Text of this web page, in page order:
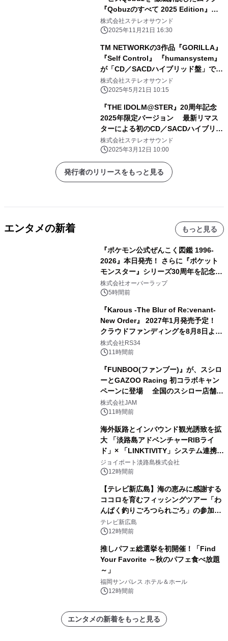
『Qobuzのすべて 2025 Edition』発
売!!
株式会社ステレオサウンド
2025年11月21日 16:30
TM NETWORKの3作品『GORILLA』
『Self Control』 『humansystem』
が「CD／SACDハイブリッド盤」で復
刻！ 5月27日(火)発売
株式会社ステレオサウンド
2025年5月21日 10:15
『THE IDOLM@STER』20周年記念
2025年限定バージョン 最新リマス
ターによる初のCD／SACDハイブリッ
ド盤2作品を 2025年3月12日発売
株式会社ステレオサウンド
2025年3月12日 10:00
発行者のリリースをもっと見る
エンタメの新着 もっと見る
『ポケモン公式ぜんこく図鑑 1996-
2026』本日発売！ さらに『ポケット
モンスター』シリーズ30周年を記念し
た画集『ポケットモンスター ビジュア
ルアートブック』の発売決定！ 2026
株式会社オーバーラップ
5時間前
『Karous -The Blur of Re:venant-
New Order』 2027年1月発売予定！
クラウドファンディングを8月8日より
開始
株式会社RS34
11時間前
『FUNBOO(ファンブー)』が、スシロ
ーとGAZOO Racing 初コラボキャン
ペーンに登場 全国のスシロー店舗で
GR 4車種の FUNBOO(ミニカー)付き
メニューが展開されます
株式会社JAM
11時間前
海外販路とインバウンド観光誘致を拡
大 「淡路島アドベンチャーRIBライ
ド」× 「LINKTIVITY」システム連携を
開始！
ジョイポート淡路島株式会社
12時間前
【テレビ新広島】海の恵みに感謝する
ココロを育むフィッシングツアー「わ
んぱく釣りごろつられごろ」の参加小
学生を募集
テレビ新広島
12時間前
推しパフェ総選挙を初開催！「Find
Your Favorite ～秋のパフェ食べ放題
～」
福岡サンパレス ホテル＆ホール
12時間前
エンタメの新着をもっと見る